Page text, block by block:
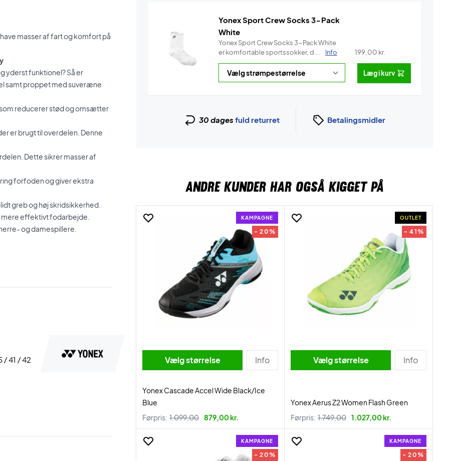
masser af fart og komfort på
yderst funktionel? Så er
samt proppet med suveræne
reducerer stød og omsætter
er brugt til overdelen. Denne
Dette sikrer masser af
forfoden og giver ekstra
greb og høj skridsikkerhed.
effektivt fodarbejde.
og damespillere.
/ 41 / 42
Yonex Sport Crew Socks 3-Pack
White
Yonex Sport Crew Socks 3-Pack White
er komfortable sportssokker, d...
Info 199,00 kr.
Læg i kurv
30 dages fuld returret Betalingsmidler
ANDRE KUNDER HAR OGSÅ KIGGET PÅ
KAMPAGNE
- 20%
Vælg størrelse Info
Yonex Cascade Accel Wide Black/Ice
Blue
Førpris: 1.099,00 879,00 kr.
OUTLET
- 41%
Vælg størrelse Info
Yonex Aerus Z2 Women Flash Green
Førpris: 1.749,00 1.027,00 kr.
KAMPAGNE
- 20%
KAMPAGNE
- 20%